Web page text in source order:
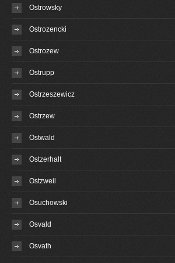
Ostrowsky
Ostrozencki
Ostrozew
Ostrupp
Ostrzeszewicz
Ostrzew
Ostwald
Ostzerhalt
Ostzweil
Osuchowski
Osvald
Osvath